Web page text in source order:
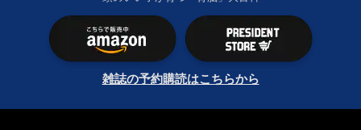
雑誌の予約購読はこちらから